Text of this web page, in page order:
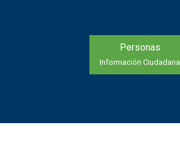
Personas
Información Ciudadana